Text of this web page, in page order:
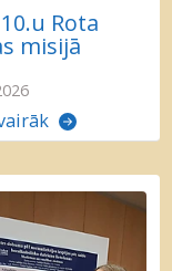
Rota
misijā